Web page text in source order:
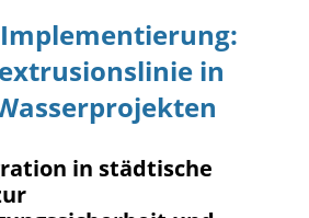
in
in städtische